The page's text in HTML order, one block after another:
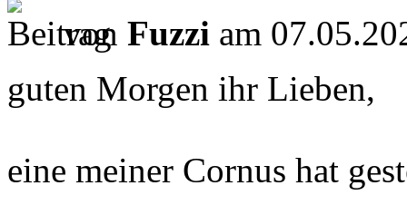
von Fuzzi am
guten Morgen ihr Lieben,
eine meiner Cornus hat